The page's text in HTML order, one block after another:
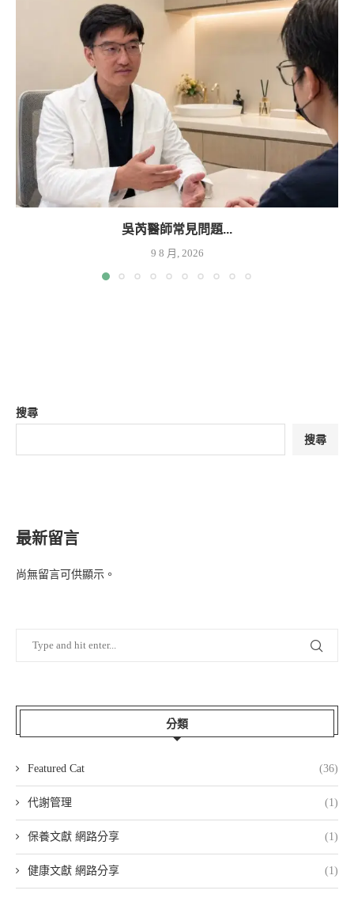
吳芮醫師常見問題...
9 8 月, 2026
搜尋
搜尋
最新留言
尚無留言可供顯示。
分類
Featured Cat (36)
代謝管理 (1)
保養文獻 網路分享 (1)
健康文獻 網路分享 (1)